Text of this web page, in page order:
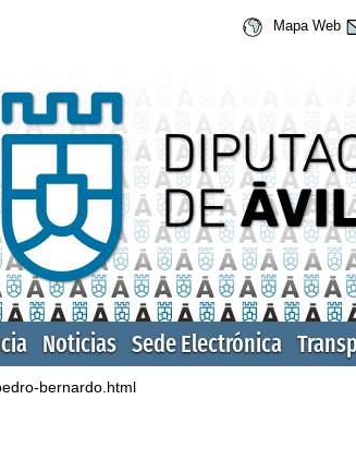
Mapa Web
Noticias Sede Electrónica
bernardo.html